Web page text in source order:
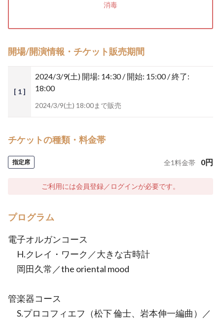
消毒
開場/開演情報・チケット販売期間
[ 1 ]
2024/3/9(土) 開場: 14:30 / 開始: 15:00 / 終了:
18:00
2024/3/9(土) 18:00まで販売
チケットの種類・料金帯
指定席 全1料金帯 0円
ご利用には会員登録／ログインが必要です。
プログラム
電子オルガンコース
H.クレイ・ワーク／大きな古時計
岡田久常／the oriental mood
管楽器コース
S.プロコフィエフ（松下 倫士、岩本伸一編曲）／